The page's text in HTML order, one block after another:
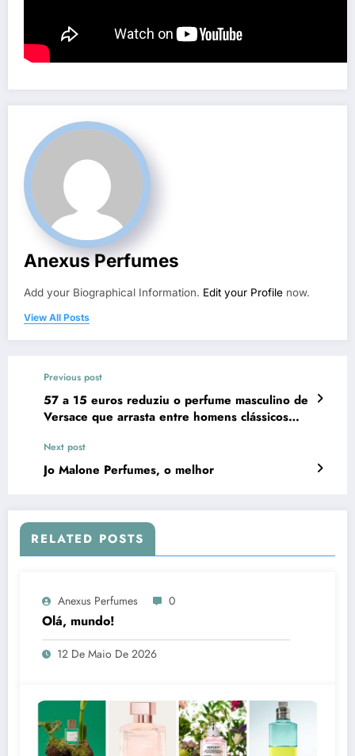
Anexus Perfumes
Add your Biographical Information. Edit your Profile now.
View All Posts
Previous post
57 a 15 euros reduziu o perfume masculino de
Versace que arrasta entre homens clássicos
Next post
Jo Malone Perfumes, o melhor
RELATED POSTS
Anexus Perfumes 0
Olá, mundo!
12 De Maio De 2026